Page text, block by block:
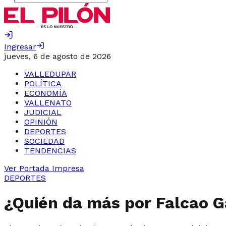
Ingresar
jueves, 6 de agosto de 2026
VALLEDUPAR
POLÍTICA
ECONOMÍA
VALLENATO
JUDICIAL
OPINIÓN
DEPORTES
SOCIEDAD
TENDENCIAS
Ver Portada Impresa
DEPORTES
¿Quién da más por Falcao